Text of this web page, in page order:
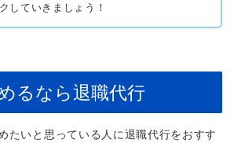
していきましょう！
るなら退職代行
たいと思っている人に退職代行をおすす